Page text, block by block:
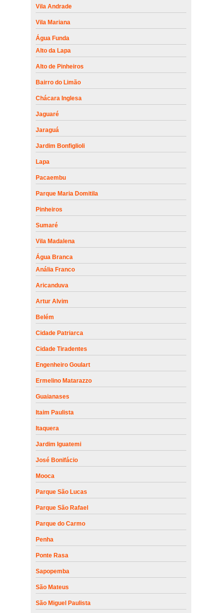
Vila Andrade
Vila Mariana
Água Funda
Alto da Lapa
Alto de Pinheiros
Bairro do Limão
Chácara Inglesa
Jaguaré
Jaraguá
Jardim Bonfiglioli
Lapa
Pacaembu
Parque Maria Domitila
Pinheiros
Sumaré
Vila Madalena
Água Branca
Anália Franco
Aricanduva
Artur Alvim
Belém
Cidade Patriarca
Cidade Tiradentes
Engenheiro Goulart
Ermelino Matarazzo
Guaianases
Itaim Paulista
Itaquera
Jardim Iguatemi
José Bonifácio
Mooca
Parque São Lucas
Parque São Rafael
Parque do Carmo
Penha
Ponte Rasa
Sapopemba
São Mateus
São Miguel Paulista